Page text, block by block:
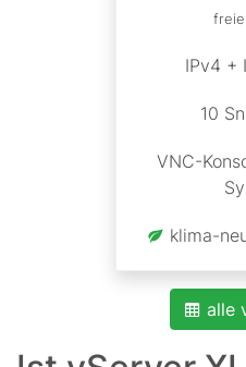
IPv4 +
10
VNC-
klima-
alle